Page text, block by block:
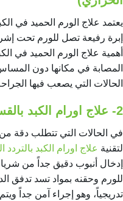
يعتمد علاج الورم الحميد في
إبرة رفيعة تصل للورم تحت
أهمية علاج الورم الحميد في
المصابة في مكانها دون
الحالات التي يصعب فيها
2- علاج اورام الكبد بالقسطرة الشريانية
في الحالات التي تتطلب دقة
لتقنية علاج اورام الكبد بالتردد
إدخال أنبوب دقيق جداً من
للورم وحقنه بمواد تسد تدفق
تدريجياً، وهو إجراء آمن جداً